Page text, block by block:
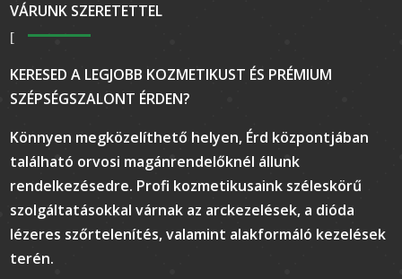
VÁRUNK SZERETETTEL
KERESED A LEGJOBB KOZMETIKUST ÉS PRÉMIUM
SZÉPSÉGSZALONT ÉRDEN?
Könnyen megközelíthető helyen, Érd központjában
található orvosi magánrendelőknél állunk
rendelkezésedre. Profi kozmetikusaink széleskörű
szolgáltatásokkal várnak az arckezelések, a dióda
lézeres szőrtelenítés, valamint alakformáló kezelések
terén.